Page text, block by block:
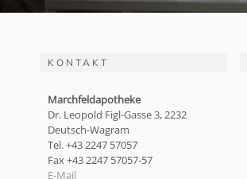
KONTAKT
Marchfeldapotheke
Dr. Leopold Figl-Gasse 3, 2232
Deutsch-Wagram
Tel. +43 2247 57057
Fax +43 2247 57057-57
E-Mail